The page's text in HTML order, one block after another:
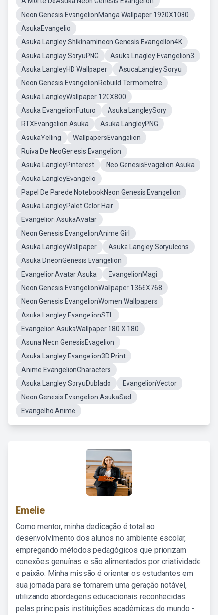
Neon Genesis EvangelionManga Wallpaper 1920X1080
AsukaEvangelio
Asuka Langley Shikinamineon Genesis Evangelion4K
Asuka Langlay SoryuPNG
Asuka Lnagley Evangelion3
Asuka LangleyHD Wallpaper
AsucaLangley Soryu
Neon Genesis EvangelionRebuild Termometre
Asuka LangleyWallpaper 120X800
Asuka EvangelionFuturo
Asuka LangleySory
RTXEvangelion Asuka
Asuka LangleyPNG
AsukaYelling
WallpapersEvangelion
Ruiva De NeoGenesis Evangelion
Asuka LangleyPinterest
Neo GenesisEvagelion Asuka
Asuka LangleyEvangelio
Papel De Parede NotebookNeon Genesis Evangelion
Asuka LangleyPalet Color Hair
Evangelion AsukaAvatar
Neon Genesis EvangelionAnime Girl
Asuka LangleyWallpaper
Asuka Langley SoryuIcons
Asuka DneonGenesis Evangelion
EvangelionAvatar Asuka
EvangelionMagi
Neon Genesis EvangelionWallpaper 1366X768
Neon Genesis EvangelionWomen Wallpapers
Asuka Langley EvangelionSTL
Evangelion AsukaWallpaper 180 X 180
Asuna Neon GenesisEvagelion
Asuka Langley Evangelion3D Print
Anime EvangelionCharacters
Asuka Langley SoryuDublado
EvangelionVector
Neon Genesis Evangelion AsukaSad
Evangelho Anime
Emelie
Como mentor, minha dedicação é total ao
desenvolvimento dos alunos no ambiente escolar,
empregando métodos pedagógicos que priorizam
conexões genuínas e são alimentados por criatividade
e paixão. Minha missão é orientar os estudantes em
sua jornada para se tornarem uma geração notável,
utilizando abordagens educacionais reconhecidas
pelas principais instituições acadêmicas do mundo -